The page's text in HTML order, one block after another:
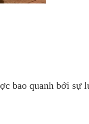
bao quanh bởi sự